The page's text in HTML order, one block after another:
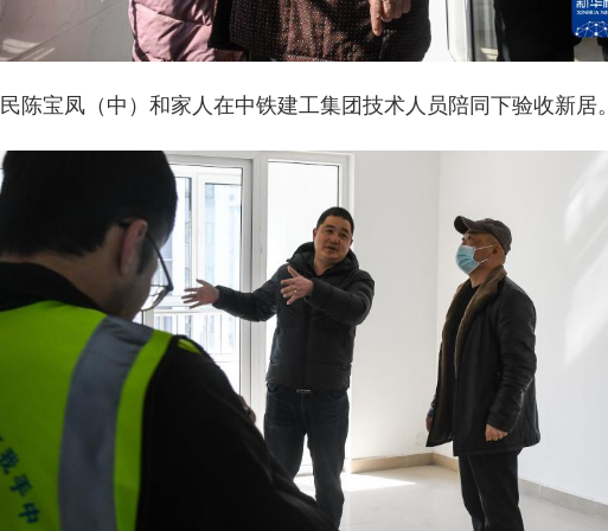
陈宝凤（中）和家人在中铁建工集团技术人员陪同下验收新居